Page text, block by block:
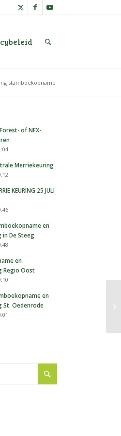
stamboekopname
of NFX-
Merriekeuring
KEURING 25 JULI
en
in De Steeg
en
Regio Oost
en
St. Oedenrode